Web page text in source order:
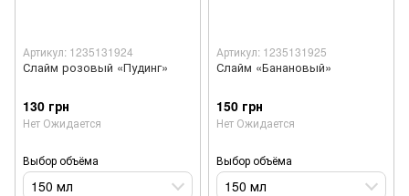
Артикул: 1235131924
Слайм розовый «Пудинг»
130 грн
Нет Ожидается
Выбор объёма
150 мл
Артикул: 1235131925
Слайм «Банановый»
150 грн
Нет Ожидается
Выбор объёма
150 мл